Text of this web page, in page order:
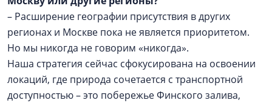
– Расширение географии присутствия в других
регионах и Москве пока не является приоритетом.
Но мы никогда не говорим «никогда».
Наша стратегия сейчас сфокусирована на освоении
локаций, где природа сочетается с транспортной
доступностью – это побережье Финского залива,